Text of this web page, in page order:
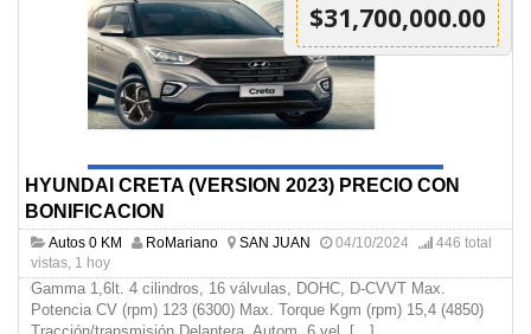
$31,700,000.00
HYUNDAI CRETA (VERSION 2023) PRECIO CON
BONIFICACION
Autos 0 KM RoMariano SAN JUAN 04/10/2024
446 total
vistas, 1 hoy
Gamma 1,6lt. 4 cilindros, 16 válvulas, DOHC, D-CVVT Max.
Potencia CV (rpm) 123 (6300) Max. Torque Kgm (rpm) 15,4 (4850)